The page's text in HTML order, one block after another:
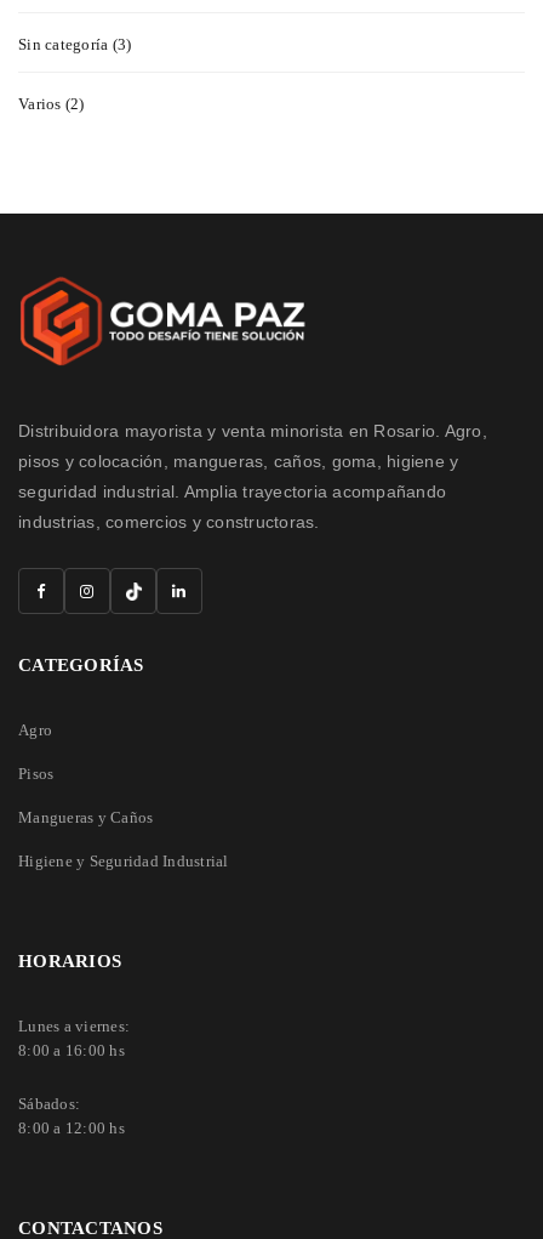
Sin categoría (3)
Varios (2)
Distribuidora mayorista y venta minorista en Rosario. Agro,
pisos y colocación, mangueras, caños, goma, higiene y
seguridad industrial. Amplia trayectoria acompañando
industrias, comercios y constructoras.
CATEGORÍAS
Agro
Pisos
Mangueras y Caños
Higiene y Seguridad Industrial
HORARIOS
Lunes a viernes:
8:00 a 16:00 hs
Sábados:
8:00 a 12:00 hs
CONTACTANOS